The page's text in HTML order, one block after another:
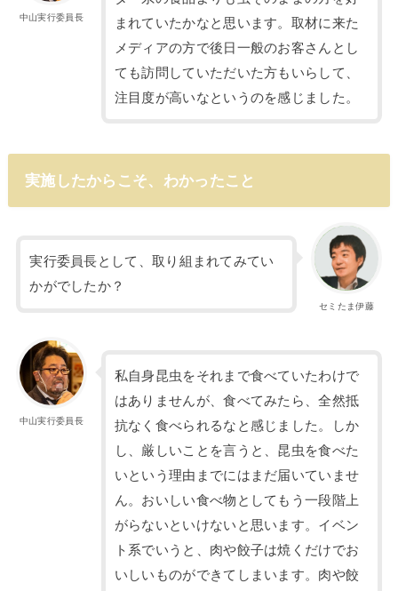
中山実行委員長
まれていたかなと思います。取材に来た
メディアの方で後日一般のお客さんとし
ても訪問していただいた方もいらして、
注目度が高いなというのを感じました。
実施したからこそ、わかったこと
セミたま伊藤
実行委員長として、取り組まれてみてい
かがでしたか？
中山実行委員長
私自身昆虫をそれまで食べていたわけで
はありませんが、食べてみたら、全然抵
抗なく食べられるなと感じました。しか
し、厳しいことを言うと、昆虫を食べた
いという理由までにはまだ届いていませ
ん。おいしい食べ物としてもう一段階上
がらないといけないと思います。イベン
ト系でいうと、肉や餃子は焼くだけでお
いしいものができてしまいます。肉や餃